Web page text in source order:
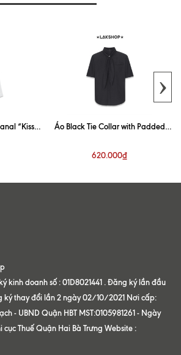
“Kiss”
Áo Black Tie Collar with Padded
620.000₫
›
kinh doanh số : 01D8021441 . Đăng ký lần đầu
ký thay đổi lần 2 ngày 02/10/2021 Nơi cấp:
- UBND Quận HBT MST:0105981261 - Ngày
Thuế Quận Hai Bà Trưng Website :